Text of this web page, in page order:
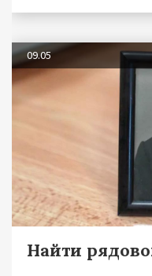
09.05
Найти